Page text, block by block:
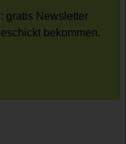
gratis Newsletter
bekommen.